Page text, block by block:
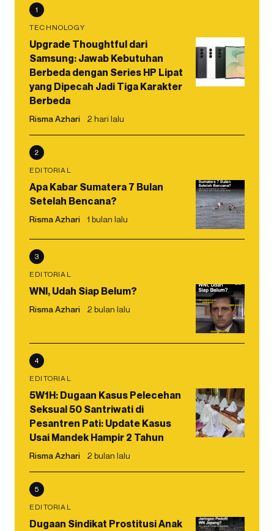
1
TECHNOLOGY
Upgrade Thoughtful dari
Samsung: Jawab Kebutuhan
Berbeda dengan Series HP Lipat
yang Dipecah Jadi Tiga Karakter
Berbeda
Risma Azhari 2 hari lalu
2
EDITORIAL
Apa Kabar Sumatera 7 Bulan
Setelah Bencana?
Risma Azhari 1 bulan lalu
3
EDITORIAL
WNI, Udah Siap Belum?
Risma Azhari 2 bulan lalu
4
EDITORIAL
5W1H: Dugaan Kasus Pelecehan
Seksual 50 Santriwati di
Pesantren Pati: Update Kasus
Usai Mandek Hampir 2 Tahun
Risma Azhari 2 bulan lalu
5
EDITORIAL
Dugaan Sindikat Prostitusi Anak